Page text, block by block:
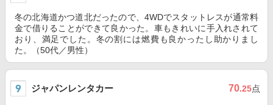
冬の北海道かつ道北だったので、4WDでスタットレスが通常料
金で借りることができて良かった。車もきれいに手入れされて
おり、満足でした。冬の割には燃費も良かったし助かりまし
た。（50代／男性）
ジャパンレンタカー 70.25点